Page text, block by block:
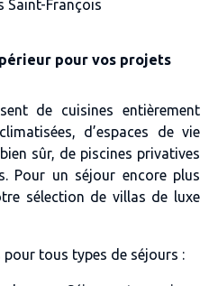
Saint-François
pour vos projets
de cuisines entièrement
d’espaces de vie
sûr, de piscines privatives
Pour un séjour encore plus
sélection de villas de luxe
tous types de séjours :